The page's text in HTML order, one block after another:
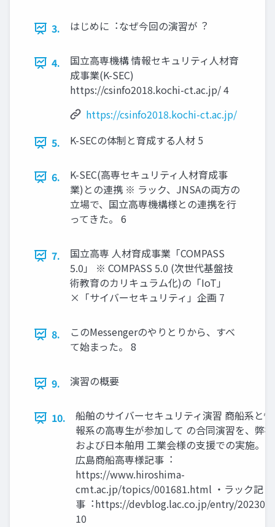
3. はじめに︓なぜ今回の演習が︖
4.
国⽴⾼専機構 情報セキュリティ人材育
成事業(K-SEC)
https://csinfo2018.kochi-ct.ac.jp/ 4
https://csinfo2018.kochi-ct.ac.jp/
5.
K-SECの体制と育成する人材 5
6.
K-SEC(⾼専セキュリティ人材育成事
業)との連携 ※ ラック、JNSAの両⽅の
⽴場で、国⽴⾼専機構様との連携を⾏
ってきた。 6
7.
国⽴⾼専 人材育成事業「COMPASS
5.0」 ※ COMPASS 5.0 (次世代基盤技
術教育のカリキュラム化)の「IoT」
×「サイバーセキュリティ」企画 7
8.
このMessengerのやりとりから、すべ
て始まった。 8
9. 演習の概要
10.
船舶のサイバーセキュリティ演習 商船系と情
報系の⾼専生が参加して の合同演習を、弊社
および日本舶用 工業会様の⽀援での実施。
広島商船⾼専様記事︓
https://www.hiroshima-
cmt.ac.jp/topics/001681.html ・ラック記
事︓https://devblog.lac.co.jp/entry/
10